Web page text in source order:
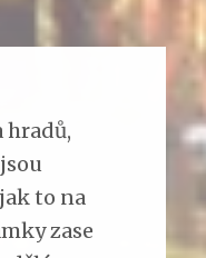
hradů,
to na
zase